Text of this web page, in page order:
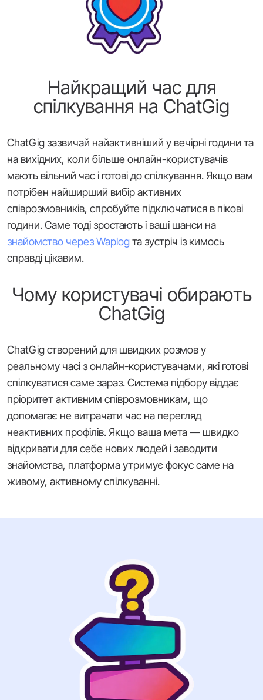
Найкращий час для
спілкування на ChatGig
ChatGig зазвичай найактивніший у вечірні години та
на вихідних, коли більше онлайн-користувачів
мають вільний час і готові до спілкування. Якщо вам
потрібен найширший вибір активних
співрозмовників, спробуйте підключатися в пікові
години. Саме тоді зростають і ваші шанси на
знайомство через Waplogта зустріч із кимось
справді цікавим.
Чому користувачі обирають
ChatGig
ChatGig створений для швидких розмов у
реальному часі з онлайн-користувачами, які готові
спілкуватися саме зараз. Система підбору віддає
пріоритет активним співрозмовникам, що
допомагає не витрачати час на перегляд
неактивних профілів. Якщо ваша мета — швидко
відкривати для себе нових людей і заводити
знайомства, платформа утримує фокус саме на
живому, активному спілкуванні.